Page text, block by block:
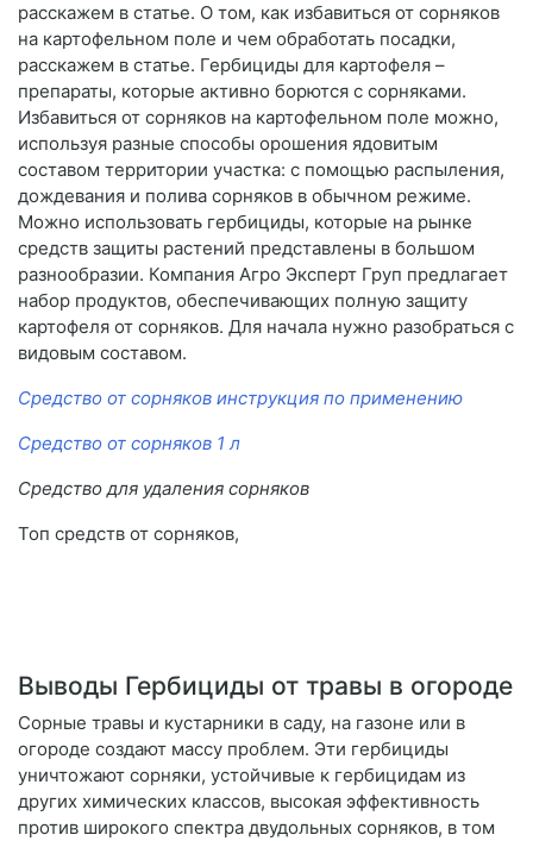
расскажем в статье. О том, как избавиться от сорняков
на картофельном поле и чем обработать посадки,
расскажем в статье. Гербициды для картофеля –
препараты, которые активно борются с сорняками.
Избавиться от сорняков на картофельном поле можно,
используя разные способы орошения ядовитым
составом территории участка: с помощью распыления,
дождевания и полива сорняков в обычном режиме.
Можно использовать гербициды, которые на рынке
средств защиты растений представлены в большом
разнообразии. Компания Агро Эксперт Груп предлагает
набор продуктов, обеспечивающих полную защиту
картофеля от сорняков. Для начала нужно разобраться с
видовым составом.
Средство от сорняков инструкция по применению
Средство от сорняков 1 л
Средство для удаления сорняков
Топ средств от сорняков,
Выводы Гербициды от травы в огороде
Сорные травы и кустарники в саду, на газоне или в
огороде создают массу проблем. Эти гербициды
уничтожают сорняки, устойчивые к гербицидам из
других химических классов, высокая эффективность
против широкого спектра двудольных сорняков, в том